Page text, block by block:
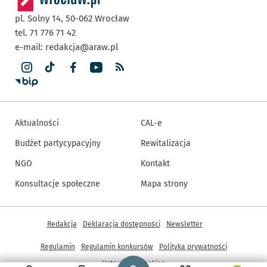
Strona główna - wroclaw.pl
pl. Solny 14, 50-062 Wrocław
tel. 71 776 71 42
e-mail: redakcja@araw.pl
Aktualności
Budżet partycypacyjny
NGO
Konsultacje społeczne
CAL-e
Rewitalizacja
Kontakt
Mapa strony
Inne informacje
Redakcja Deklaracja dostępności Newsletter
Regulamin Regulamin konkursów
Polityka prywatności
Ustawienia cookies